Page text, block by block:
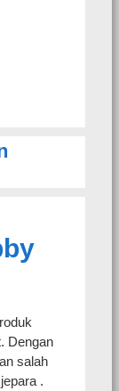
Dengan
salah
.